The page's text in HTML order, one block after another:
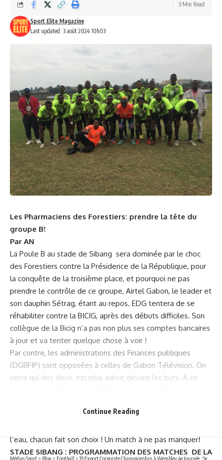
Last updated: 3 août 2024 10h03
Sport Elite Magazine
3 Min Read
Les Pharmaciens des Forestiers: prendre la tête du
groupe B!
Par AN
La Poule B au stade de Sibang sera dominée par le choc
des Forestiers contre la Présidence de la République, pour
la conquête de la troisième place, et pourquoi ne pas
prendre le contrôle de ce groupe, Airtel Gabon, le leader et
son dauphin Sétrag, étant au repos. EDG tentera de se
réhabiliter contre la BICIG, après des débuts difficiles. Son
collègue de la Bicig n’a pas non plus ses comptes bancaires
à jour et va tenter quelque chose à voir !
Par contre, les administrations des Finances publiques
(DGBFIP) sont opposées à celles de Gabon Télévision. On
verra qui des deux, est plus adroit devant les buts. A ce
Là, il ne s’agit plus de faire des « coupes sombres » sur les
l’eau, chacun fait son choix ! Un match à ne pas manquer!
STADE SIBANG : PROGRAMMATION DES MATCHES DE LA
Continue Reading
Médias Sport > Blog > Football > 33 Export Corporate Championship, à Wembley 4e Journée : Setrag – Comilog, match diplomatique, comme une finale avant la lettre !